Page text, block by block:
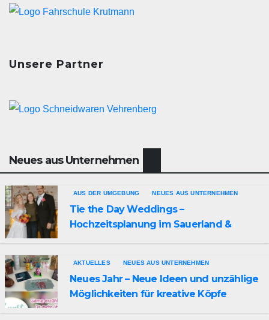
Unsere Partner
Neues aus Unternehmen
AUS DER UMGEBUNG NEUES AUS UNTERNEHMEN
Tie the Day Weddings –
Hochzeitsplanung im Sauerland &
AKTUELLES NEUES AUS UNTERNEHMEN
Neues Jahr – Neue Ideen und unzählige
Möglichkeiten für kreative Köpfe